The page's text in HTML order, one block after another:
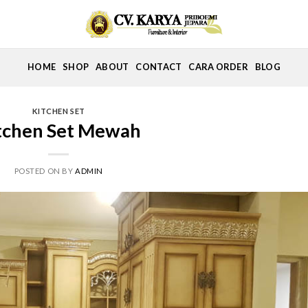
HOME SHOP ABOUT CONTACT CARA ORDER BLOG
KITCHEN SET
Set Mewah
POSTED ON BY ADMIN